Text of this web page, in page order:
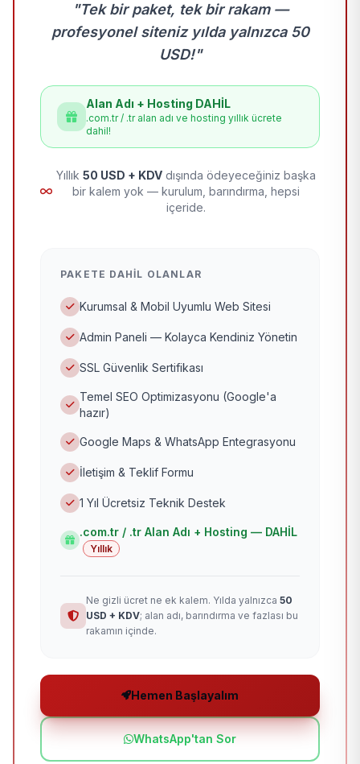
"Tek bir paket, tek bir rakam —
profesyonel siteniz yılda yalnızca 50
USD!"
Alan Adı + Hosting DAHİL
.com.tr / .tr alan adı ve hosting yıllık ücrete
dahil!
Yıllık 50 USD + KDV dışında ödeyeceğiniz başka
bir kalem yok — kurulum, barındırma, hepsi
içeride.
PAKETE DAHIL OLANLAR
Kurumsal & Mobil Uyumlu Web Sitesi
Admin Paneli — Kolayca Kendiniz Yönetin
SSL Güvenlik Sertifikası
Temel SEO Optimizasyonu (Google'a
hazır)
Google Maps & WhatsApp Entegrasyonu
İletişim & Teklif Formu
1 Yıl Ücretsiz Teknik Destek
.com.tr / .tr Alan Adı + Hosting — DAHİL
Yıllık
Ne gizli ücret ne ek kalem. Yılda yalnızca 50
USD + KDV; alan adı, barındırma ve fazlası bu
rakamın içinde.
Hemen Başlayalım
WhatsApp'tan Sor